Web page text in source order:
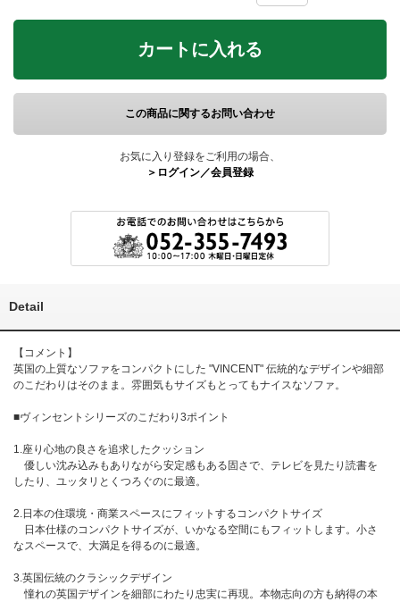
カートに入れる
この商品に関するお問い合わせ
お気に入り登録をご利用の場合、
＞ログイン／会員登録
Detail
【コメント】
英国の上質なソファをコンパクトにした "VINCENT" 伝統的なデザインや細部
のこだわりはそのまま。雰囲気もサイズもとってもナイスなソファ。
■ヴィンセントシリーズのこだわり3ポイント
1.座り心地の良さを追求したクッション
優しい沈み込みもありながら安定感もある固さで、テレビを見たり読書を
したり、ユッタリとくつろぐのに最適。
2.日本の住環境・商業スペースにフィットするコンパクトサイズ
日本仕様のコンパクトサイズが、いかなる空間にもフィットします。小さ
なスペースで、大満足を得るのに最適。
3.英国伝統のクラシックデザイン
憧れの英国デザインを細部にわたり忠実に再現。本物志向の方も納得の本